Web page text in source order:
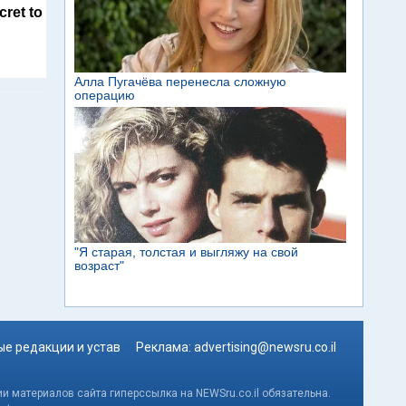
to
редакции и устав Реклама: advertising@newsru.co.il
сайта гиперссылка на NEWSru.co.il обязательна.